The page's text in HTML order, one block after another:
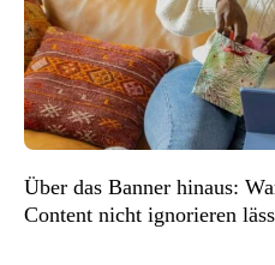
Über das Banner hinaus:
Content nicht ignorieren